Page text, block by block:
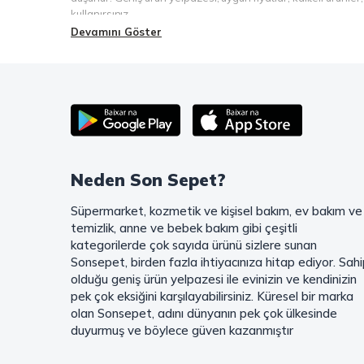
kullanırsınız.
Şimdi Sonsepet'i keşfedin ve alışverişin keyfini çıkarın!
birbirinden lezzetli seçenekler arasından favorinizi seçin.
kreması ile kahve keyfinize lezzet katabilirsiniz. Kahve
keyfinizi doyasıya yaşayın!
Çayın büyülü dünyasına hoş geldiniz! Sonsepet, çay
demlemenin tadını baştan yaşayın. Dökme çayın gizemli
Marka denildiğinde akla gelen ilk isim olanMahmood Tea
demleme teknikleri ve en zarif sunumlarla çay keyfinizi
Mahmood Rice ile Sofralarınızı Zenginleştirin!
Sağlıklı ve lezzetli yemekler için mutfaklarınızda başrolde
benzersiz bir lezzet katıyor. Farklı paket seçenekleri ve ikili
alışverişe başlayın ve en taze ürünleri hemen sepetinize
Devamını Göster
Neden Son Sepet?
Süpermarket, kozmetik ve kişisel bakım, ev bakım ve
temizlik, anne ve bebek bakım gibi çeşitli
kategorilerde çok sayıda ürünü sizlere sunan
Sonsepet, birden fazla ihtiyacınıza hitap ediyor.
olduğu geniş ürün yelpazesi ile evinizin ve kendinizin
pek çok eksiğini karşılayabilirsiniz. Küresel bir marka
olan Sonsepet, adını dünyanın pek çok ülkesinde
duyurmuş ve böylece güven kazanmıştır